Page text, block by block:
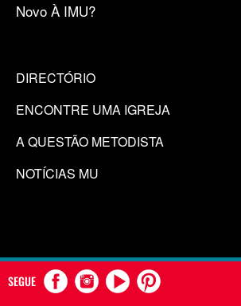
Novo À IMU?
DIRECTÓRIO
ENCONTRE UMA IGREJA
A QUESTÃO METODISTA
NOTÍCIAS MU
SEGUE